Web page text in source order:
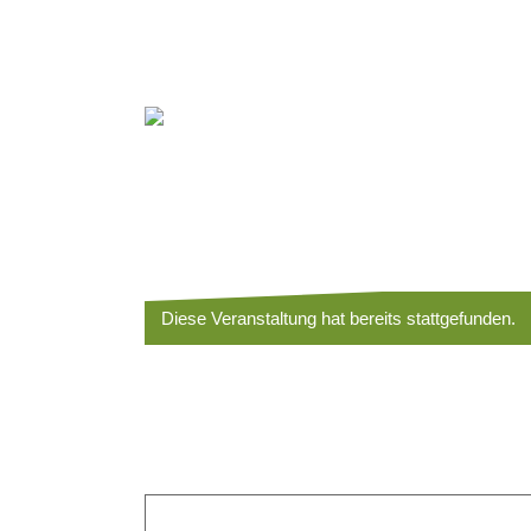
Diese Veranstaltung hat bereits stattgefunden.